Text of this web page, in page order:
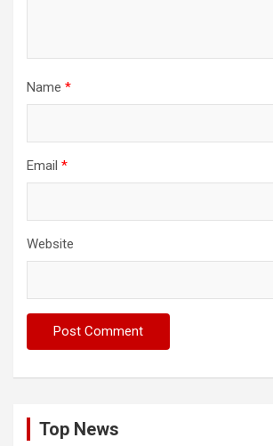
Name *
Email *
Website
Top News